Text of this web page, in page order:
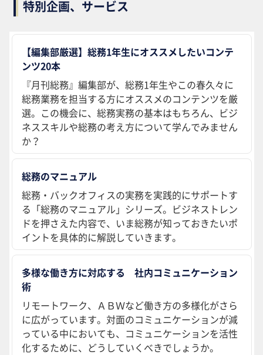
特別企画、サービス
【編集部厳選】総務1年生にオススメしたいコンテ
ンツ20本
『月刊総務』編集部が、総務1年生やこの春久々に
総務業務を担当する方にオススメのコンテンツを厳
選。この機会に、総務実務の基本はもちろん、ビジ
ネススキルや総務の考え方について学んでみません
か？
総務のマニュアル
総務・バックオフィスの実務を実践的にサポートす
る「総務のマニュアル」シリーズ。ビジネストレン
ドを押さえた内容で、いま総務が知っておきたいポ
イントを具体的に解説していきます。
多様な働き方に対応する 社内コミュニケーション
術
リモートワーク、ＡＢＷなど働き方の多様化がさら
に広がっています。対面のコミュニケーションが減
っている中においても、コミュニケーションを活性
化するために、どうしていくべきでしょうか。